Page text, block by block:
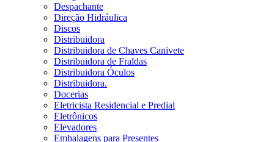
Despachante
Direção Hidráulica
Discos
Distribuidora
Distribuidora de Chaves Canivete
Distribuidora de Fraldas
Distribuidora Óculos
Distribuidora.
Docerias
Eletricista Residencial e Predial
Eletrônicos
Elevadores
Embalagens para Presentes